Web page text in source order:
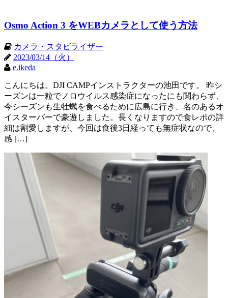
Osmo Action 3 をWEBカメラとして使う方法
カメラ・スタビライザー
2023/03/14（火）
e.ikeda
こんにちは。DJI CAMPインストラクターの池田です。 昨シ
ーズンは一粒でノロウイルス感染症になったにも関わらず、
今シーズンも生牡蠣を食べるために広島に行き、名のあるオ
イスターバーで豪遊しました。長くなりますので食レポの詳
細は割愛しますが、今回は食後3日経っても無症状なので、
感 […]